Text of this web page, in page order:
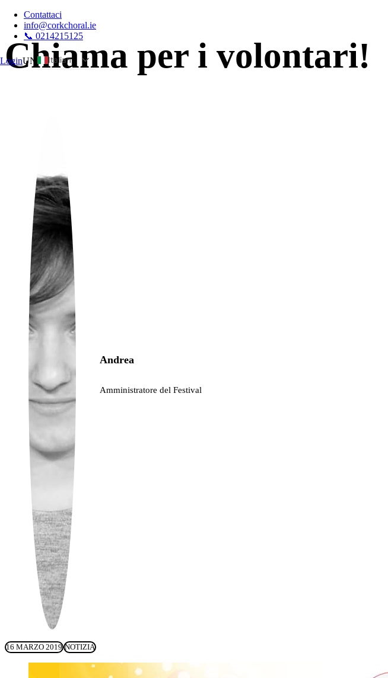
Contattaci
info@corkchoral.ie
📞 0214215125
LoginUN
Italian
Spanish
Estonian
French
Hungarian
Polish
Portuguese
Ukrainian
Chiama per i volontari!
Andrea
Amministratore del Festival
16 MARZO 2019 NOTIZIA